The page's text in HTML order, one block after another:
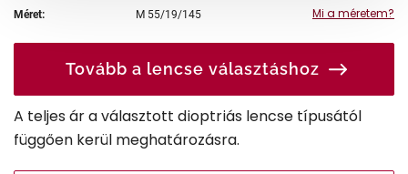
Méret: M 55/19/145 Mi a méretem?
Tovább a lencse választáshoz
A teljes ár a választott dioptriás lencse típusától
függően kerül meghatározásra.